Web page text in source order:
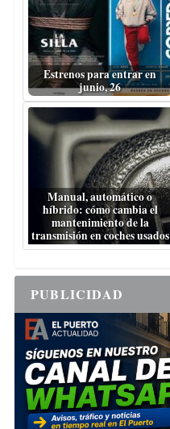
Estrenos para entrar en
junio, 26
Manual, automático o
híbrido: cómo cambia el
mantenimiento de la
transmisión en coches usados
PUBLICIDAD